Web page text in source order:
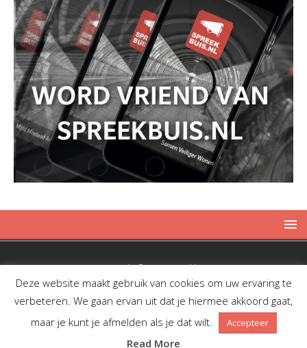
Copyright © 2019 Spreekbuis
Deze website maakt gebruik van cookies om uw ervaring te
verbeteren. We gaan ervan uit dat je hiermee akkoord gaat,
maar je kunt je afmelden als je dat wilt.
Accepteer
Read More